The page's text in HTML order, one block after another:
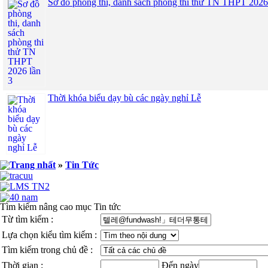
Sơ đồ phòng thi, danh sách phòng thi thử TN THPT
Thời khóa biểu dạy bù các ngày nghỉ Lễ
» Tin Tức
Tìm kiếm nâng cao mục Tin tức
Từ tìm kiếm :
Lựa chọn kiểu tìm kiếm :
Tìm kiếm trong chủ đề :
Thời gian :
Đến ngày